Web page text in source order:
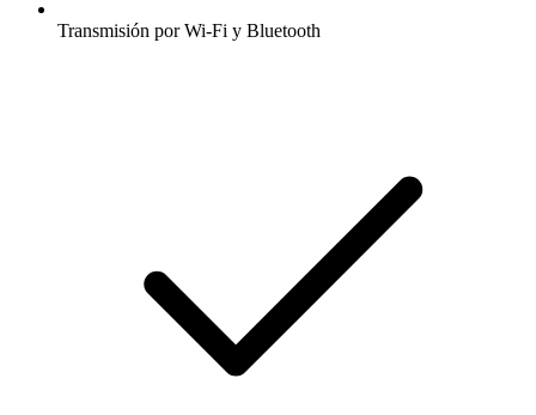
Transmisión por Wi-Fi y Bluetooth